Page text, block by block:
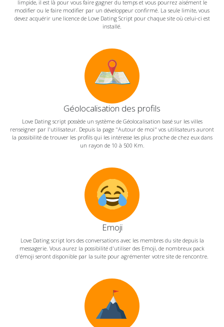
limpide, il est là pour vous faire gagner du temps et vous pourrez aisément le
modifier ou le faire modifier par un développeur confirmé. La seule limite, vous
devez acquérir une licence de Love Dating Script pour chaque site où celui-ci est
installé.
Géolocalisation des profils
Love Dating script possède un système de Géolocalisation basé sur les villes
renseigner par l'utilisateur. Depuis la page "Autour de moi" vos utilisateurs auront
la possibilité de trouver les profils qui les intéresse les plus proche de chez eux dans
un rayon de 10 à 500 Km.
Emoji
Love Dating script lors des conversations avec les membres du site depuis la
messagerie. Vous aurez la possibilité d'utiliser des Emoji, de nombreux pack
d'émoji seront disponible par la suite pour agrémenter votre site de rencontre.